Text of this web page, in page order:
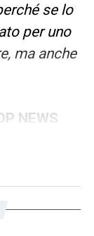
se lo
per uno
ma anche
NEWS